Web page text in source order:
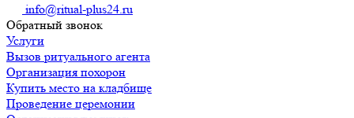
info@ritual-plus24.ru
Обратный звонок
Услуги
Вызов ритуального агента
Организация похорон
Купить место на кладбище
Проведение церемонии